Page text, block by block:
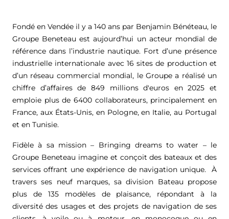
Fondé en Vendée il y a 140 ans par Benjamin Bénéteau, le
Groupe Beneteau est aujourd’hui un acteur mondial de
référence dans l’industrie nautique. Fort d’une présence
industrielle internationale avec 16 sites de production et
d’un réseau commercial mondial, le Groupe a réalisé un
chiffre d’affaires de 849 millions d'euros en 2025 et
emploie plus de 6400 collaborateurs, principalement en
France, aux États-Unis, en Pologne, en Italie, au Portugal
et en Tunisie.
Fidèle à sa mission – Bringing dreams to water – le
Groupe Beneteau imagine et conçoit des bateaux et des
services offrant une expérience de navigation unique. À
travers ses neuf marques, sa division Bateau propose
plus de 135 modèles de plaisance, répondant à la
diversité des usages et des projets de navigation de ses